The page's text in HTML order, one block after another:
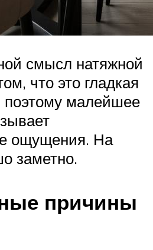
смысл натяжной
что это гладкая
поэтому малейшее
ощущения. На
заметно.
причины